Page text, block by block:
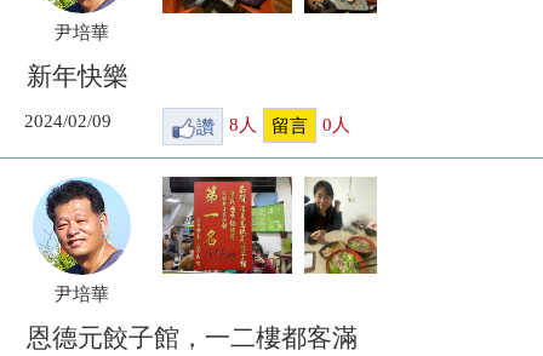
尹培華
新年快樂
2024/02/09 讚 8 人 留言 0 人
尹培華
恩德元餃子館，一二樓都客滿